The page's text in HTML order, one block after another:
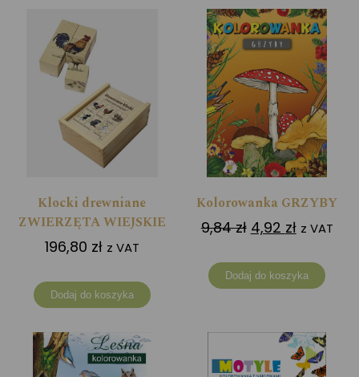
Klocki drewniane
ZWIERZĘTA WIEJSKIE
196,80 zł z VAT
Dodaj do koszyka
Kolorowanka GRZYBY
9,84zł Pierwotna
wynosiła:
9,84 zł.
4,92 złAktualna
wynosi:
4,92 zł.
z VAT
Dodaj do koszyka